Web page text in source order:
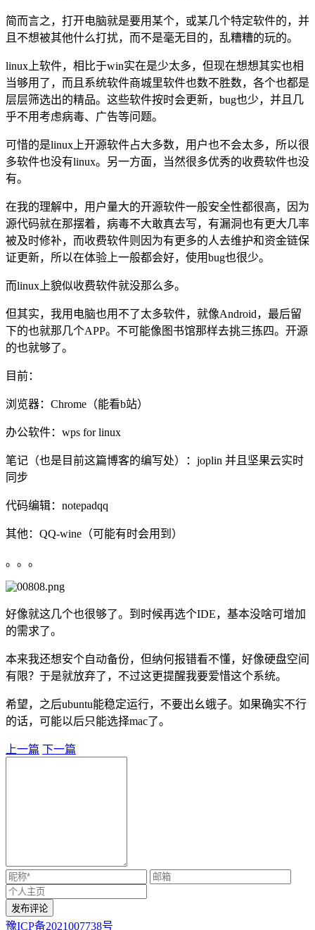
简而言之，打开电脑就是要用某个，或某几个特定软件的，并
且不想被其他什么打扰，而不是毫无目的，乱糟糟的玩的。
linux上软件，相比于win实在是少太多，但现在想想其实也相
当够用了，而且系统软件商城里软件也数不胜数，各个也都是
层层筛选出的精品。这些软件按时会更新，bug也少，并且几
乎不用考虑病毒、广告等问题。
可惜的是linux上开源软件占大多数，用户也不会太多，所以很
多软件也没有linux。另一方面，当然很多优秀的收费软件也没
有。
在我的理解中，用户量大的开源软件一般安全性都很高，因为
源代码就在那摆着，病毒不大敢真去写，有漏洞也有更大几率
被及时修补，而收费软件则因为有更多的人去维护和资金链保
证更新，所以在体验上一般都会好，使用bug也很少。
而linux上貌似收费软件就没那么多。
但其实，我用电脑也用不了太多软件，就像Android，最后留
下的也就那几个APP。不可能像图书馆那样去挑三拣四。开源
的也就够了。
目前：
浏览器：Chrome（能看b站）
办公软件：wps for linux
笔记（也是目前这篇博客的编写处）：joplin 并且坚果云实时
同步
代码编辑：notepadqq
其他：QQ-wine（可能有时会用到）
。。。
好像就这几个也很够了。到时候再选个IDE，基本没啥可增加
的需求了。
本来我还想安个自动备份，但纳何报错看不懂，好像硬盘空间
有限？于是就放弃了，不过这更提醒我要爱惜这个系统。
希望，之后ubuntu能稳定运行，不要出幺蛾子。如果确实不行
的话，可能以后只能选择mac了。
上一篇 下一篇
豫ICP备2021007738号